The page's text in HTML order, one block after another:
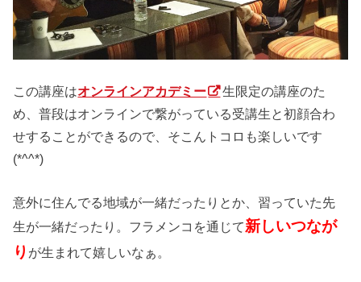
この講座はオンラインアカデミー
生限定の講座のた
め、普段はオンラインで繋がっている受講生と初顔合わ
せすることができるので、そこんトコロも楽しいです
(*^^*)
意外に住んでる地域が一緒だったりとか、習っていた先
生が一緒だったり。フラメンコを通じて新しいつなが
り が生まれて嬉しいなぁ。